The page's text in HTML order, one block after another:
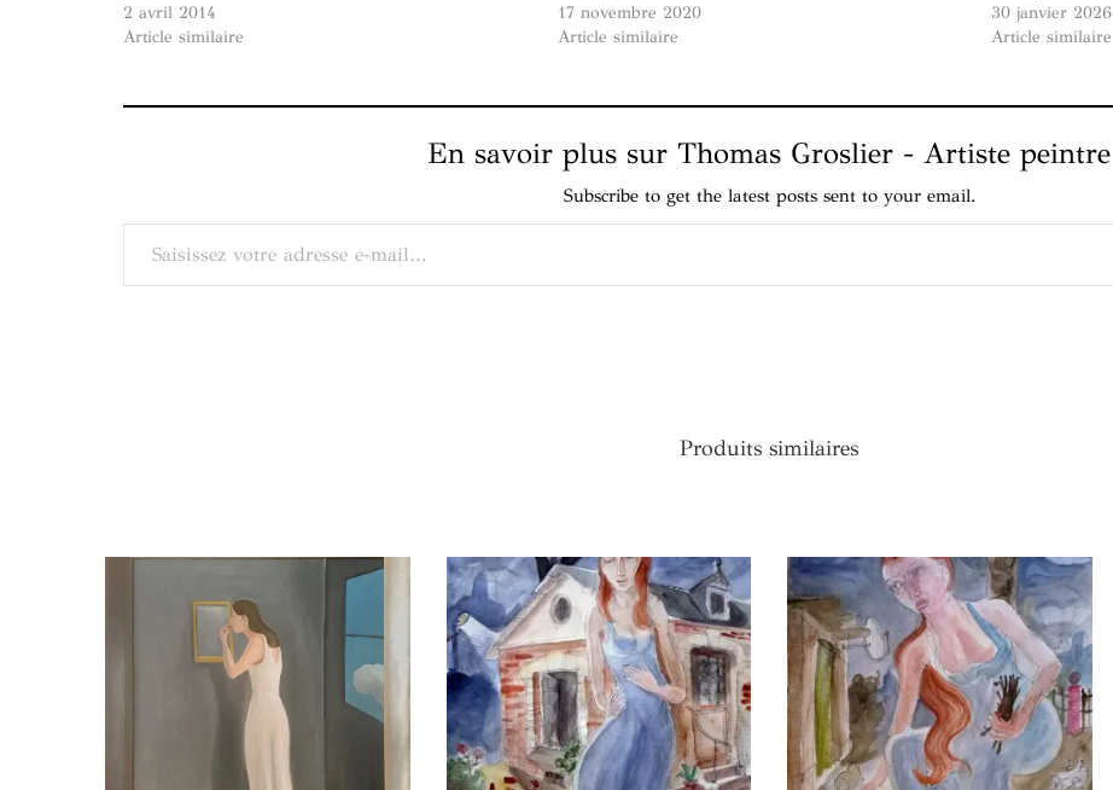
2 avril 2014
Article similaire
17 novembre 2020
Article similaire
30 janvier 2026
Article similaire
En savoir plus sur Thomas Groslier - Artiste peintre
Subscribe to get the latest posts sent to your email.
Saisissez votre adresse e-mail…
Produits similaires